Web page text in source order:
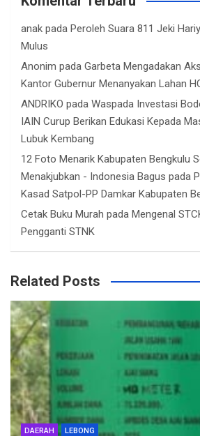
anak pada Peroleh Suara 811 Jeki
Mulus
Anonim pada Garbeta Mengadakan
Kantor Gubernur Menanyakan Lahan
ANDRIKO pada Waspada Investasi
IAIN Curup Berikan Edukasi Kepada
Lubuk Kembang
12 Foto Menarik Kabupaten Bengkulu
Menakjubkan - Indonesia Bagus pada
Kasad Satpol-PP Damkar Kabupaten
Cetak Buku Murah pada Mengenal
Pengganti STNK
Related Posts
DAERAH LEBONG